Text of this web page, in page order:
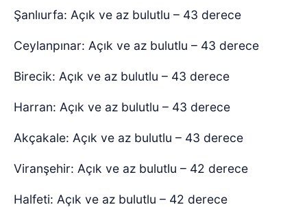
Şanlıurfa: Açık ve az bulutlu – 43 derece
Ceylanpınar: Açık ve az bulutlu – 43 derece
Birecik: Açık ve az bulutlu – 43 derece
Harran: Açık ve az bulutlu – 43 derece
Akçakale: Açık ve az bulutlu – 43 derece
Viranşehir: Açık ve az bulutlu – 42 derece
Halfeti: Açık ve az bulutlu – 42 derece